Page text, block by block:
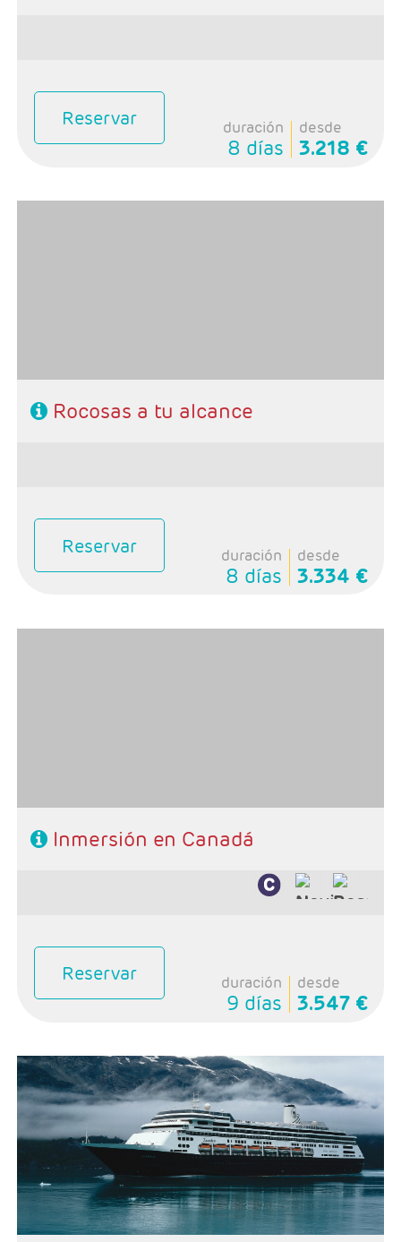
Reservar duración
8 días
desde
3.218 €
Rocosas a tu alcance
Reservar duración
8 días
desde
3.334 €
Inmersión en Canadá
Reservar duración
9 días
desde
3.547 €
- Salidas: Martes
- Ruta: 1 noche Vancouver, 7 noches crucero Alaska, 1
noche Wistler, 1 noche Revelstonke, 1 noche Banff y 1
noche Calgary
- Categoría hotelera: Primera
-Rñegimen: AD en Vancouver y Rocosas y PC en
crucero